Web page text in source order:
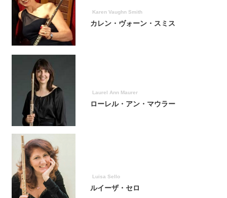
カレン・ヴォーン・スミス
Karen Vaughn Smith
ローレル・アン・マウラー
Laurel Ann Maurer
ルイーザ・セロ
Luisa Sello